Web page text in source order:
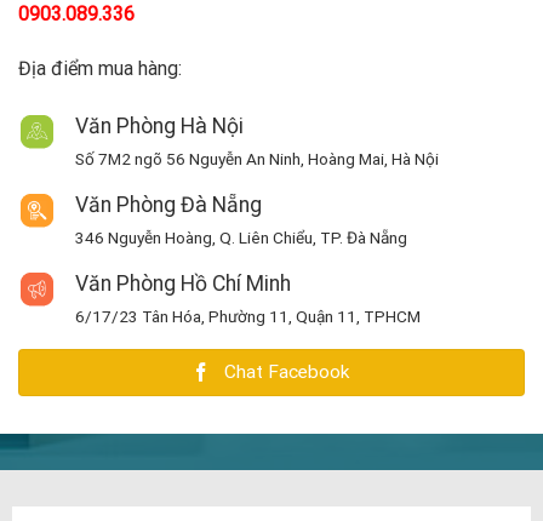
0903.089.336
Địa điểm mua hàng:
Văn Phòng Hà Nội
Số 7M2 ngõ 56 Nguyễn An Ninh, Hoàng Mai, Hà Nội
Văn Phòng Đà Nẵng
346 Nguyễn Hoàng, Q. Liên Chiểu, TP. Đà Nẵng
Văn Phòng Hồ Chí Minh
6/17/23 Tân Hóa, Phường 11, Quận 11, TPHCM
Chat Facebook